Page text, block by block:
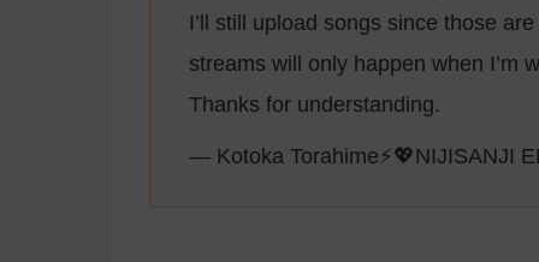
I’ll still upload songs since those
streams will only happen when I’m
Thanks for understanding.
— Kotoka Torahime⚡️💖NIJISANJI